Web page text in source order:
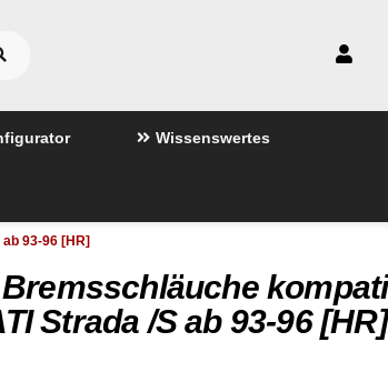
Wissenswertes
93-96 [HR]
Strada /S ab 93-96 [HR]